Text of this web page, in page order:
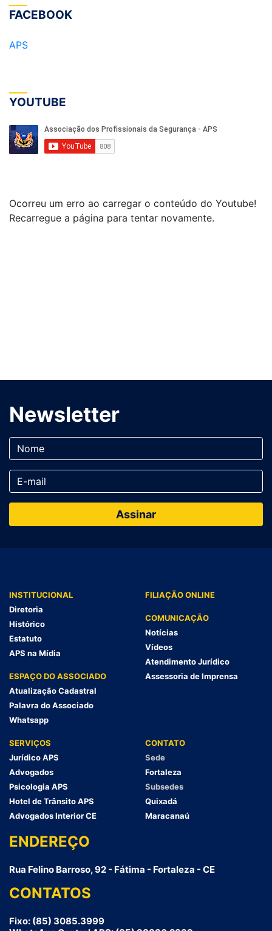
FACEBOOK
APS
YOUTUBE
Ocorreu um erro ao carregar o conteúdo do Youtube!
Recarregue a página para tentar novamente.
Newsletter
INSTITUCIONAL
Diretoria
Histórico
Estatuto
APS na Mídia
ESPAÇO DO ASSOCIADO
Atualização Cadastral
Palavra do Associado
Whatsapp
FILIAÇÃO ONLINE
COMUNICAÇÃO
Notícias
Vídeos
Atendimento Jurídico
Assessoria de Imprensa
SERVIÇOS
Jurídico APS
Advogados
Psicologia APS
Hotel de Trânsito APS
Advogados Interior CE
CONTATO
Sede
Fortaleza
Subsedes
Quixadá
Maracanaú
ENDEREÇO
Rua Felino Barroso, 92 - Fátima - Fortaleza - CE
CONTATOS
Fixo: (85) 3085.3999